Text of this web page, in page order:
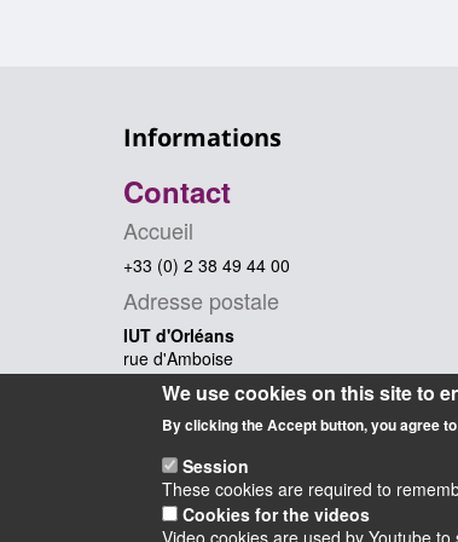
Informations
Contact
Accueil
+33 (0) 2 38 49 44 00
Adresse postale
IUT d'Orléans
rue d'Amboise
45067 Orléans Cedex 2 - France
We use cookies on this site to
By clicking the Accept button, you agree
Session
These cookies are required to
Cookies for the videos
Video cookies are used by Youtube